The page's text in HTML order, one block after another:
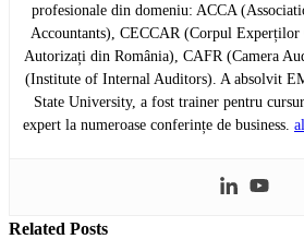
profesionale din domeniu: ACCA
Accountants), CECCAR (Corpul
Autorizați din România), CAFR (Camera
(Institute of Internal Auditors). A absolvit
State University, a fost trainer pentru
expert la numeroase conferințe de business.
Related Posts